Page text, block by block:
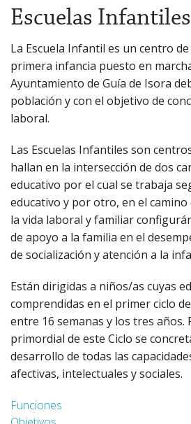
Escuelas Infantiles
La Escuela Infantil es un centro
primera infancia puesto en
Ayuntamiento de Guía de Isora
población y con el objetivo de
laboral.
Las Escuelas Infantiles son
hallan en la intersección de dos
educativo por el cual se trabaja
educativo y por otro, en el camino
la vida laboral y familiar
de apoyo a la familia en el
de socialización y atención a la
Están dirigidas a niños/as cuyas
comprendidas en el primer ciclo
entre 16 semanas y los tres
primordial de este Ciclo se
desarrollo de todas las
afectivas, intelectuales y sociales.
Funciones